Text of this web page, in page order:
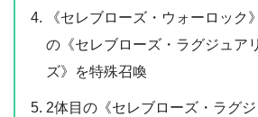
《セレブローズ・ウォーロック
の《セレブローズ・ラグジュア
ズ》を特殊召喚
2体目の《セレブローズ・ラグ